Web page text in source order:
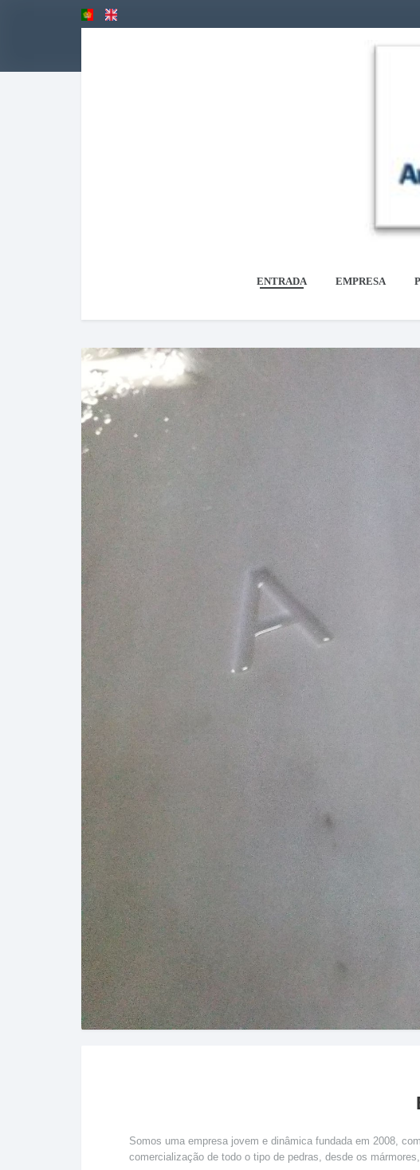
ENTRADA EMPRESA
Somos uma empresa jovem e dinâmica fundada em 2008,
comercialização de todo o tipo de pedras, desde os